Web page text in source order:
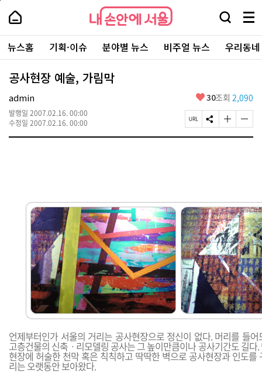
본
로
가
내
손
안
에
서
울
-
서
울
시
대
표
소
내
손
에
울
검
창
열
기
메
뉴
전
체
보
주
요
서
뉴스홈 기획·이슈 분야별 뉴스 비주얼 뉴스 우리동
공사현장 예술, 가림막
admin
발행일 2007.02.16. 00:00
수정일 2007.02.16. 00:00
좋
요
30조회 2,090
페
이
S
N
글
자
하
기
글
자
하
기
언제부터인가 서울의 거리는 공사현장으로 정신이 없다. 머리를 들
고층건물의 신축ㆍ리모델링 공사는 그 높이만큼이나 공사기간도 길다
현장에 허술한 천막 혹은 칙칙하고 딱딱한 벽으로 공사현장과 인도를
리는 오랫동안 보아왔다.
페
상
단
로